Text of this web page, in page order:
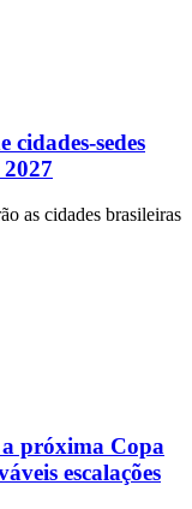
sedes
as cidades brasileiras
próxima Copa
escalações